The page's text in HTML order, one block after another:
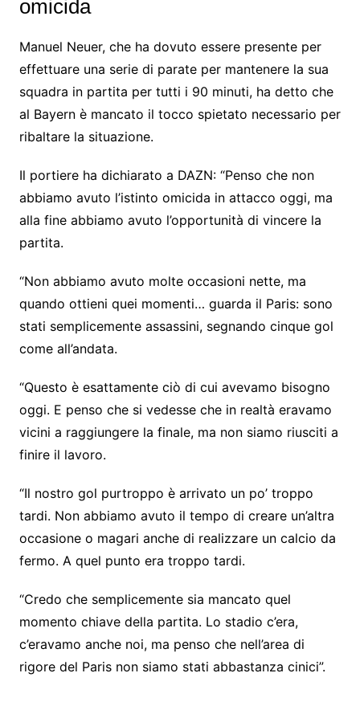
omicida
Manuel Neuer, che ha dovuto essere presente per
effettuare una serie di parate per mantenere la sua
squadra in partita per tutti i 90 minuti, ha detto che
al Bayern è mancato il tocco spietato necessario per
ribaltare la situazione.
Il portiere ha dichiarato a DAZN: “Penso che non
abbiamo avuto l’istinto omicida in attacco oggi, ma
alla fine abbiamo avuto l’opportunità di vincere la
partita.
“Non abbiamo avuto molte occasioni nette, ma
quando ottieni quei momenti… guarda il Paris: sono
stati semplicemente assassini, segnando cinque gol
come all’andata.
“Questo è esattamente ciò di cui avevamo bisogno
oggi. E penso che si vedesse che in realtà eravamo
vicini a raggiungere la finale, ma non siamo riusciti a
finire il lavoro.
“Il nostro gol purtroppo è arrivato un po’ troppo
tardi. Non abbiamo avuto il tempo di creare un’altra
occasione o magari anche di realizzare un calcio da
fermo. A quel punto era troppo tardi.
“Credo che semplicemente sia mancato quel
momento chiave della partita. Lo stadio c’era,
c’eravamo anche noi, ma penso che nell’area di
rigore del Paris non siamo stati abbastanza cinici”.